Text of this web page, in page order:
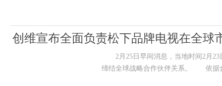
创维宣布全面负责松下品牌电视在全球
2月25日早间消息，当地时间2月23
缔结全球战略合作伙伴关系。 依据